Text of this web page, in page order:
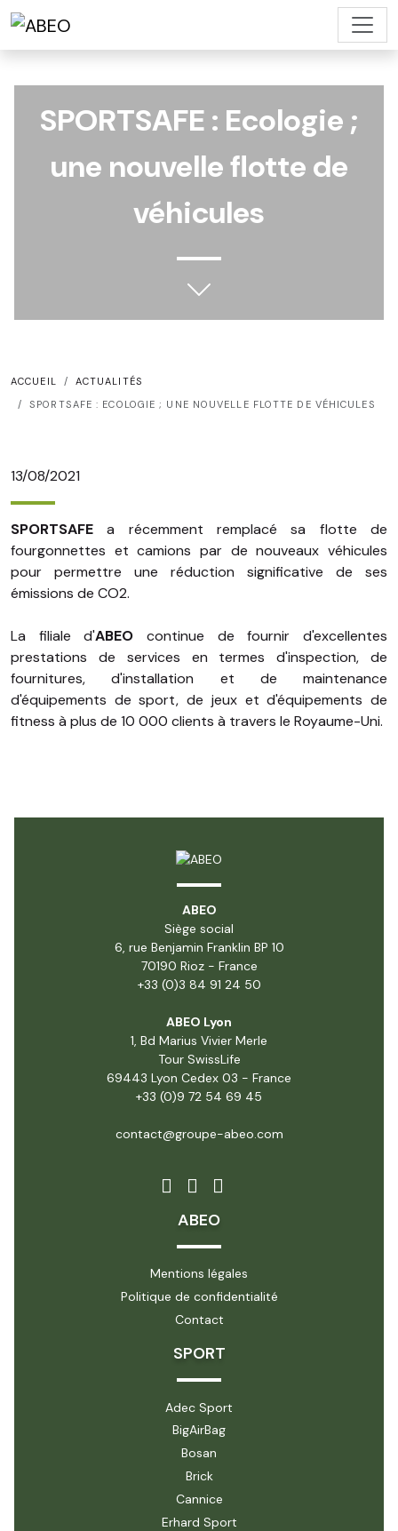
SPORTSAFE : Ecologie ;
une nouvelle flotte de
véhicules
ACCUEIL
ACTUALITÉS
SPORTSAFE : ECOLOGIE ; UNE NOUVELLE FLOTTE DE VÉHICULES
13/08/2021
SPORTSAFE a récemment remplacé sa flotte de
fourgonnettes et camions par de nouveaux véhicules
pour permettre une réduction significative de ses
émissions de CO2.
La filiale d'ABEO continue de fournir d'excellentes
prestations de services en termes d'inspection, de
fournitures, d'installation et de maintenance
d'équipements de sport, de jeux et d'équipements de
fitness à plus de 10 000 clients à travers le Royaume-Uni.
ABEO
Siège social
6, rue Benjamin Franklin BP 10
70190 Rioz - France
+33 (0)3 84 91 24 50
ABEO Lyon
1, Bd Marius Vivier Merle
Tour SwissLife
69443 Lyon Cedex 03 - France
+33 (0)9 72 54 69 45
contact@groupe-abeo.com
ABEO
Mentions légales
Politique de confidentialité
Contact
SPORT
Adec Sport
BigAirBag
Bosan
Brick
Cannice
Erhard Sport